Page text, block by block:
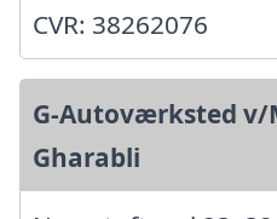
CVR: 38262076
G-Autoværksted v/
Gharabli